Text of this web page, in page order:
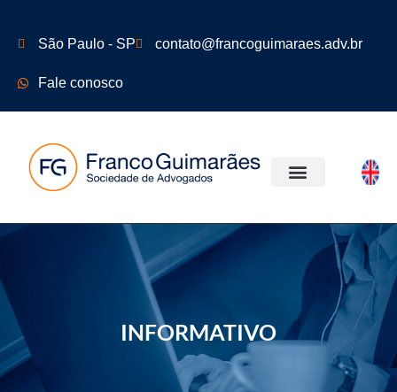
São Paulo - SP contato@francoguimaraes.adv.br
Fale conosco
INFORMATIVO